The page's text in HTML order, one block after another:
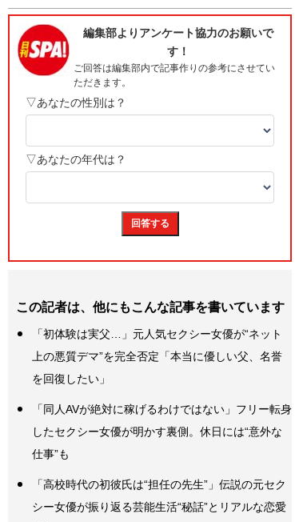
この記者は、他にもこんな記事を書いています
「初体験は実父…」元人気セクシー女優が“ネット
上の悪質デマ”を完全否定「本当に優しい父、名誉
を回復したい」
「同人AVが絶対に稼げるわけではない」フリー転身
したセクシー女優が明かす裏側。休日には“意外な
仕事”も
「高校時代の初彼氏は“担任の先生”」伝説の元セク
シー女優が振り返る芸能生活“秘話”とリアルな恋愛